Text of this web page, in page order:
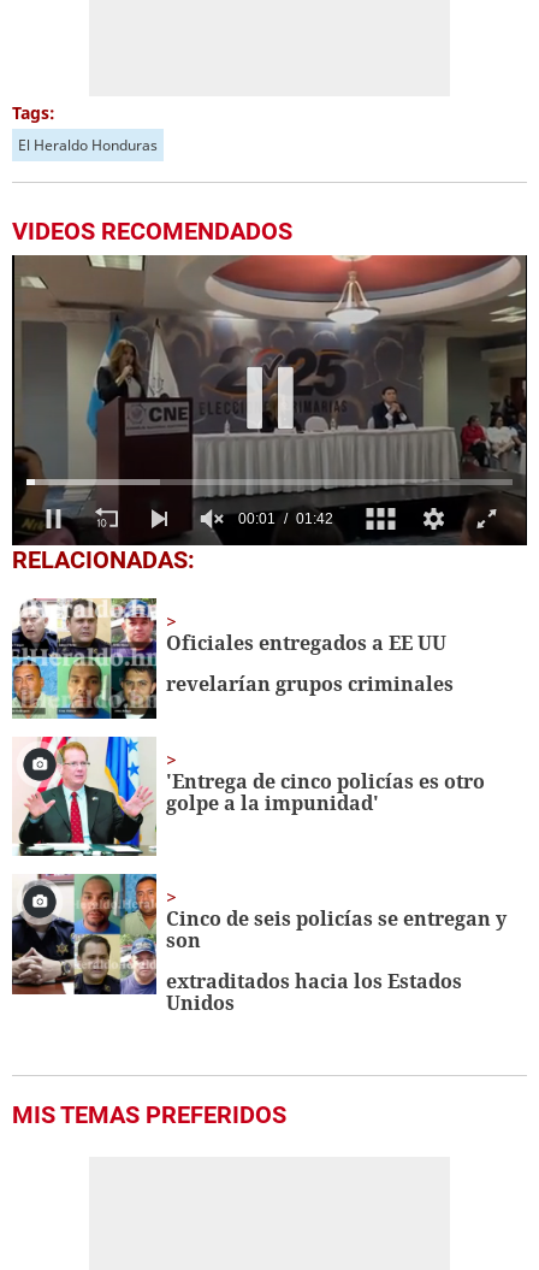
Tags:
El Heraldo Honduras
VIDEOS RECOMENDADOS
0
seconds
1
minute,
42
seconds
RELACIONADAS:
Oficiales entregados a EE UU
revelarían grupos criminales
'Entrega de cinco policías es otro
golpe a la impunidad'
Cinco de seis policías se entregan y
son
extraditados hacia los Estados
Unidos
MIS TEMAS PREFERIDOS